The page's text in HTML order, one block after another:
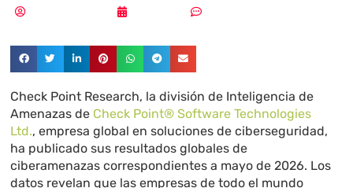
Check Point Research, la división de Inteligencia de
Amenazas de Check Point® Software Technologies
Ltd., empresa global en soluciones de ciberseguridad,
ha publicado sus resultados globales de
ciberamenazas correspondientes a mayo de 2026. Los
datos revelan que las empresas de todo el mundo